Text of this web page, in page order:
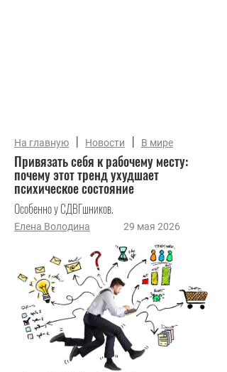
На главную | Новости | В мире
Привязать себя к рабочему месту:
почему этот тренд ухудшает
психическое состояние
Особенно у СДВГшников.
Елена Володина 29 мая 2026